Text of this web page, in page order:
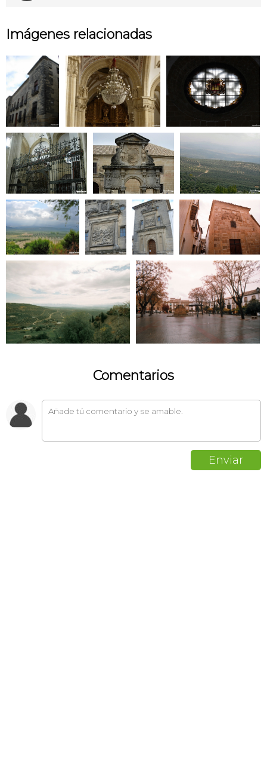
Imágenes relacionadas
Comentarios